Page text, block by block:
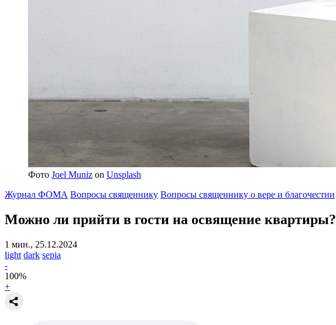
Фото Joel Muniz on Unsplash
Журнал ФОМА Вопросы священнику Вопросы священнику о вере и благочестии
Можно ли прийти в гости на освящение квартиры?
1 мин., 25.12.2024
light dark sepia
-
100%
+